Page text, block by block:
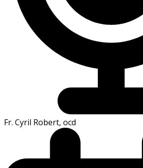
Fr. Cyril Robert, ocd